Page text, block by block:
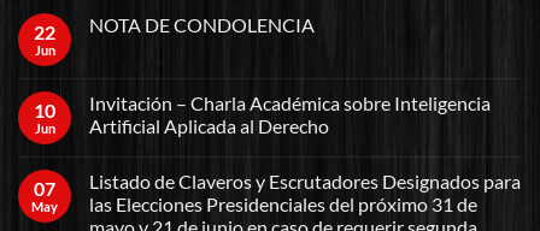
22
Jun
NOTA DE CONDOLENCIA
10
Jun
Invitación – Charla Académica sobre Inteligencia
Artificial Aplicada al Derecho
07
May
Listado de Claveros y Escrutadores Designados para
las Elecciones Presidenciales del próximo 31 de